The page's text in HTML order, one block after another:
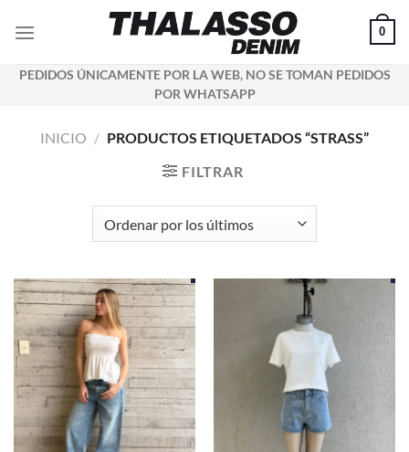
0
PEDIDOS ÚNICAMENTE POR LA WEB, NO SE TOMAN PEDIDOS
POR WHATSAPP
INICIO / PRODUCTOS ETIQUETADOS “STRASS”
FILTRAR